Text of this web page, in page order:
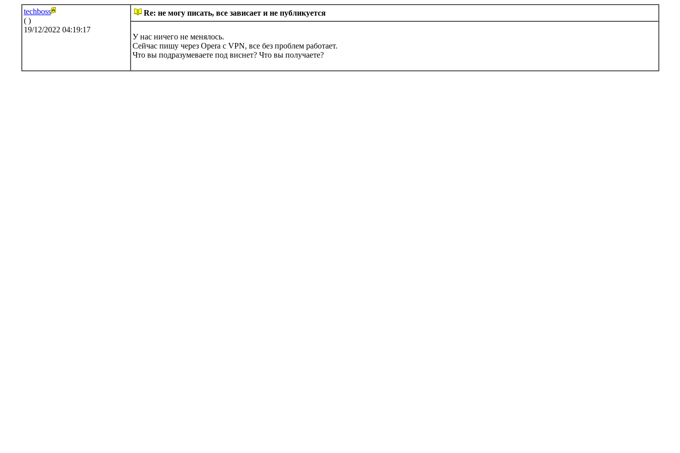
techboss
( )
19/12/2022 04:19:17
Re: не могу писать, все зависает и не публикуется
У нас ничего не менялось.
Сейчас пишу через Opera с VPN, все без проблем работает.
Что вы подразумеваете под виснет? Что вы получаете?